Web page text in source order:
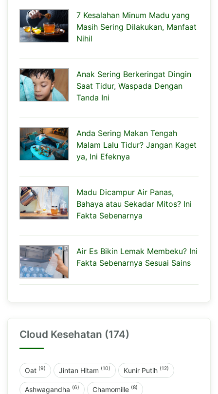
7 Kesalahan Minum Madu yang
Masih Sering Dilakukan, Manfaat
Nihil
Anak Sering Berkeringat Dingin
Saat Tidur, Waspada Dengan
Tanda Ini
Anda Sering Makan Tengah
Malam Lalu Tidur? Jangan Kaget
ya, Ini Efeknya
Madu Dicampur Air Panas,
Bahaya atau Sekadar Mitos? Ini
Fakta Sebenarnya
Air Es Bikin Lemak Membeku? Ini
Fakta Sebenarnya Sesuai Sains
Cloud Kesehatan (174)
Oat (9) Jintan Hitam (10) Kunir Putih (12)
Ashwagandha (6) Chamomille (8)